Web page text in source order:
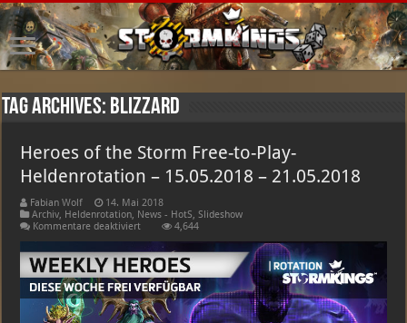
Tag Archives: Blizzard
Heroes of the Storm Free-to-Play-
Heldenrotation – 15.05.2018 – 21.05.2018
Fabian Wolf
14. Mai 2018
Archiv, Heldenrotation, News - HotS,Slideshow
Kommentare deaktiviertfür
of
the
Storm
Free-
to-
Play-
Heldenrotation
4,644